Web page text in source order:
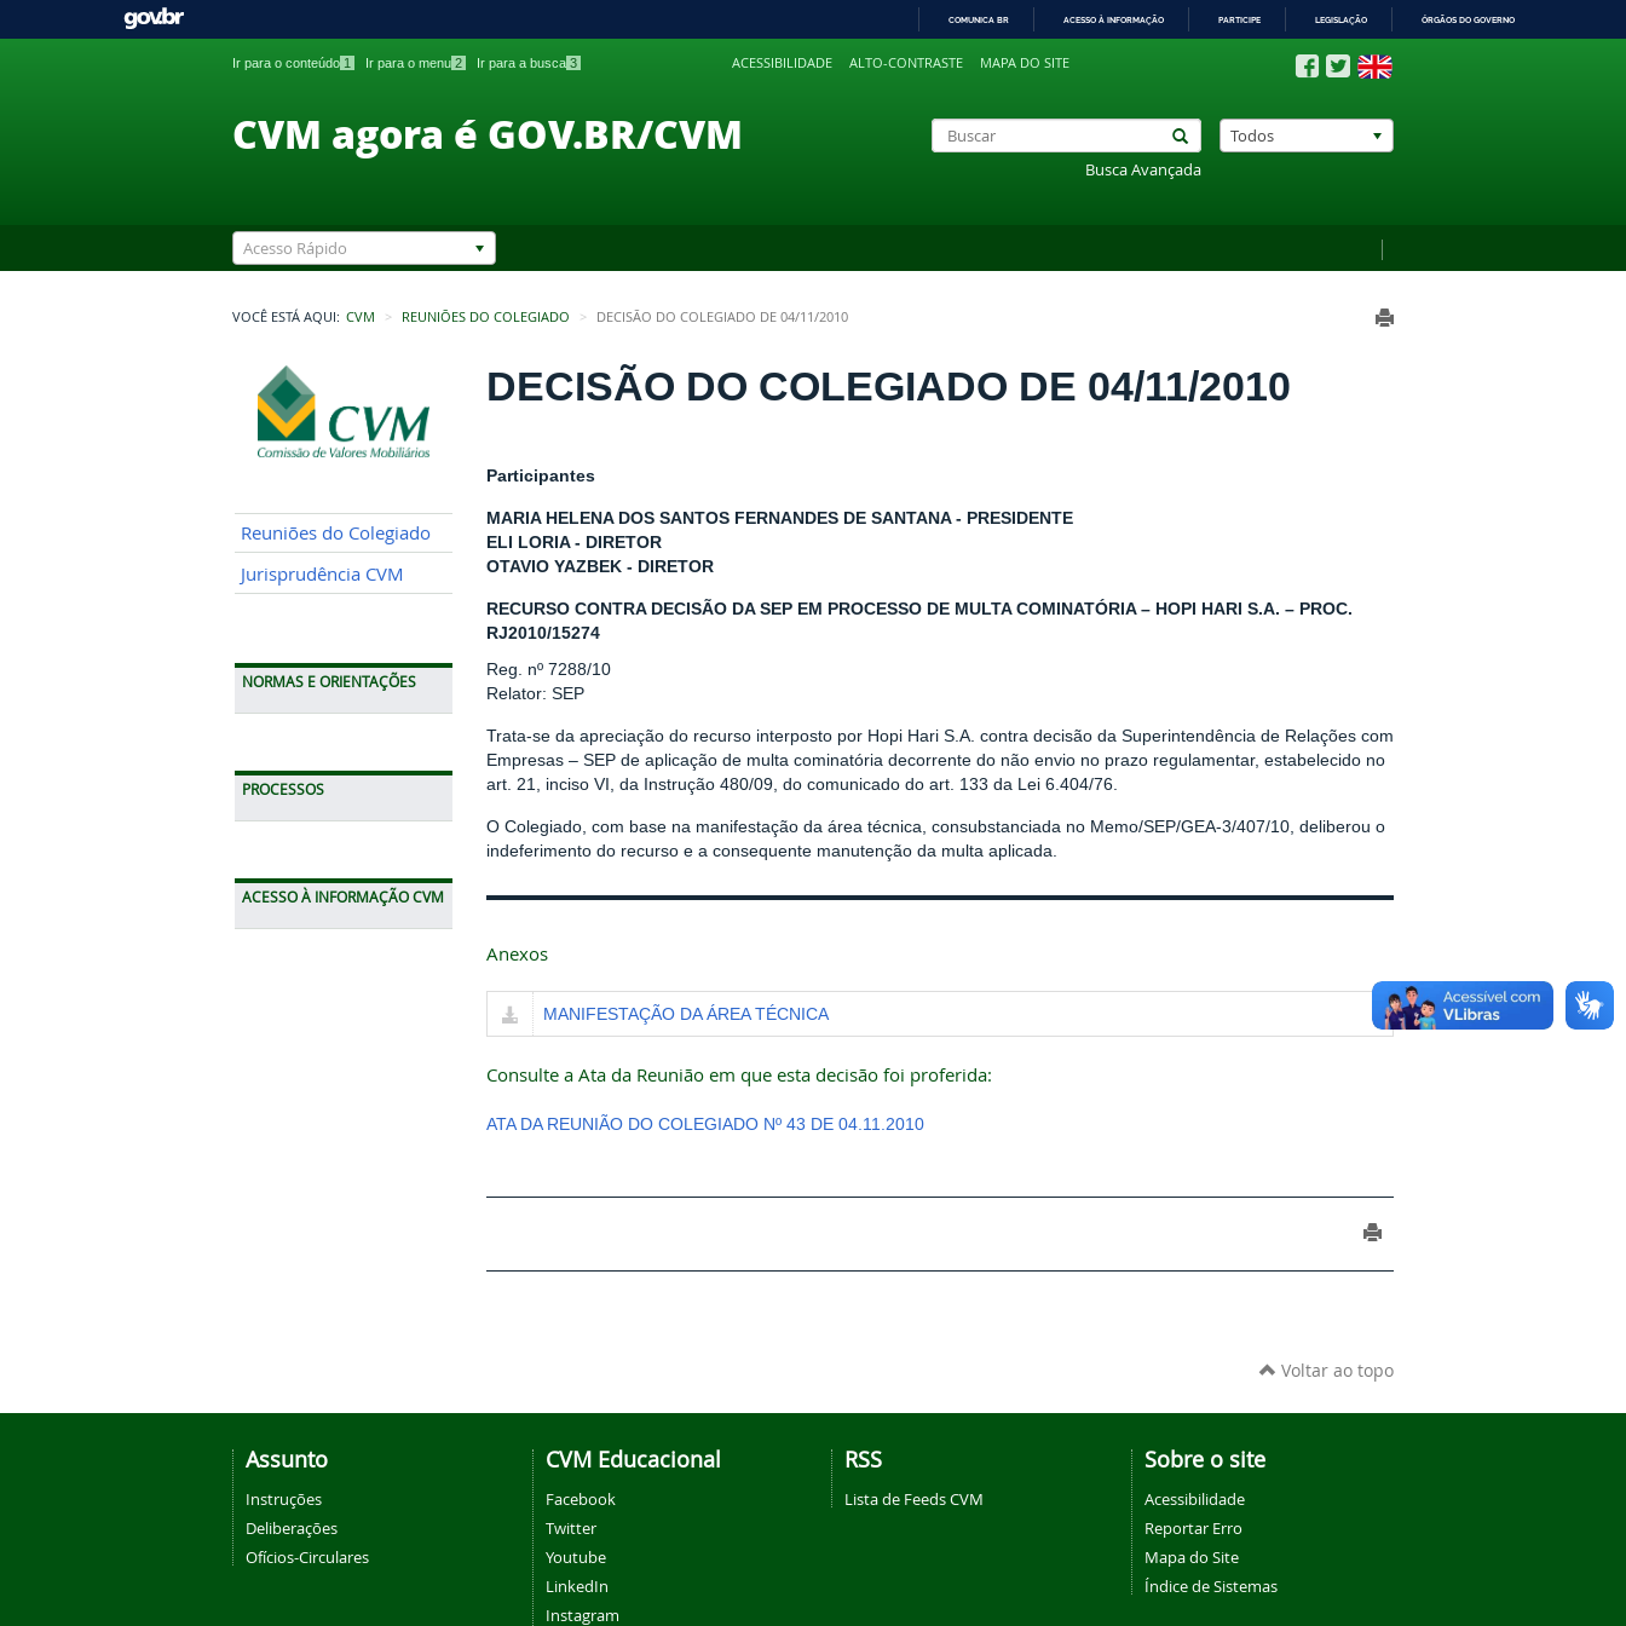
PARA
COMUNICA BR ACESSO À INFORMAÇÃO PARTICIPE LEGISLAÇÃO ÓRGÃOS DO GOVERNO
Ir para o conteúdo 1 Ir para o menu 2 Ir para a busca 3 ACESSIBILIDADE ALTO-CONTRASTE MAPA DO SITE
CVM agora é GOV.BR/CVM
Busca Avançada
Todos
Acesso Rápido
VOCÊ ESTÁ AQUI: CVM REUNIÕES DO COLEGIADO DECISÃO DO COLEGIADO DE 04/11/2010
Reuniões do Colegiado
Jurisprudência CVM
NORMAS E ORIENTAÇÕES
PROCESSOS
ACESSO À INFORMAÇÃO CVM
DECISÃO DO COLEGIADO DE 04/11/2010
Participantes
MARIA HELENA DOS SANTOS FERNANDES DE SANTANA - PRESIDENTE
ELI LORIA - DIRETOR
OTAVIO YAZBEK - DIRETOR
RECURSO CONTRA DECISÃO DA SEP EM PROCESSO DE MULTA COMINATÓRIA – HOPI HARI S.A. – PROC.
RJ2010/15274
Reg. nº 7288/10
Relator: SEP
Trata-se da apreciação do recurso interposto por Hopi Hari S.A. contra decisão da Superintendência de Relações com
Empresas – SEP de aplicação de multa cominatória decorrente do não envio no prazo regulamentar, estabelecido no
art. 21, inciso VI, da Instrução 480/09, do comunicado do art. 133 da Lei 6.404/76.
O Colegiado, com base na manifestação da área técnica, consubstanciada no Memo/SEP/GEA-3/407/10, deliberou o
indeferimento do recurso e a consequente manutenção da multa aplicada.
Anexos
MANIFESTAÇÃO DA ÁREA TÉCNICA
Consulte a Ata da Reunião em que esta decisão foi proferida:
ATA DA REUNIÃO DO COLEGIADO Nº 43 DE 04.11.2010
Voltar ao topo
Assunto
Instruções
Deliberações
Ofícios-Circulares
CVM Educacional
Facebook
Twitter
Youtube
LinkedIn
Instagram
RSS
Lista de Feeds CVM
Sobre o site
Acessibilidade
Reportar Erro
Mapa do Site
Índice de Sistemas